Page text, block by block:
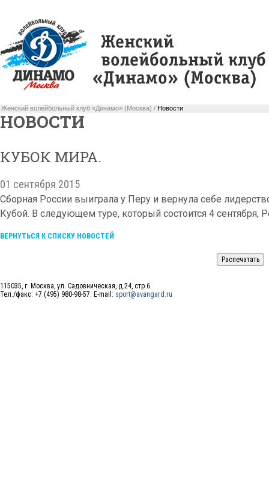
Женский волейбольный клуб «Динамо» (Москва) / Новости
НОВОСТИ
КУБОК МИРА.
01 сентября 2015
Сборная России выиграла у Перу и вернула себе
Кубой. В следующем туре, который состоится 4 сентября,
ВЕРНУТЬСЯ К СПИСКУ НОВОСТЕЙ
115035, г. Москва, ул. Садовническая, д.24, стр.6.
Тел./факс: +7 (495) 980-98-57. E-mail: sport@avangard.ru